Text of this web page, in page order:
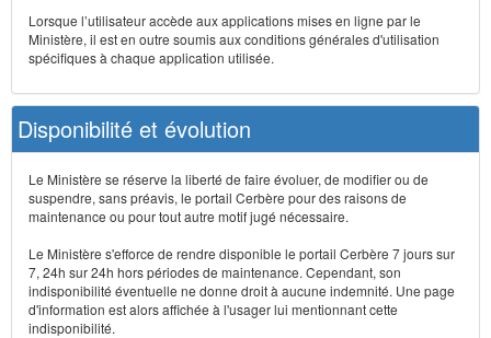
Lorsque l’utilisateur accède aux applications mises en ligne par le
Ministère, il est en outre soumis aux conditions générales d'utilisation
spécifiques à chaque application utilisée.
Disponibilité et évolution
Le Ministère se réserve la liberté de faire évoluer, de modifier ou de
suspendre, sans préavis, le portail Cerbère pour des raisons de
maintenance ou pour tout autre motif jugé nécessaire.
Le Ministère s'efforce de rendre disponible le portail Cerbère 7 jours sur
7, 24h sur 24h hors périodes de maintenance. Cependant, son
indisponibilité éventuelle ne donne droit à aucune indemnité. Une page
d'information est alors affichée à l'usager lui mentionnant cette
indisponibilité.